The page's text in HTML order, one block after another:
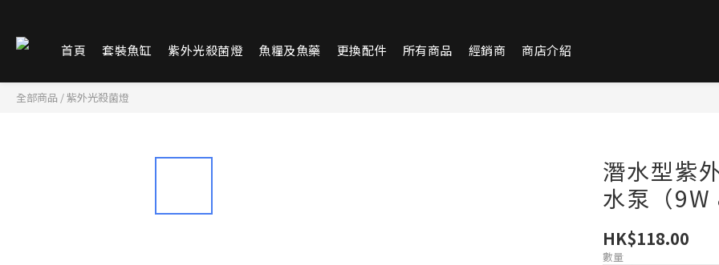
首頁 套裝魚缸 紫外光殺菌燈 魚糧及魚藥 更換配件 所有商品 經銷商 商店介紹
全部商品 /紫外光殺菌燈
潛水型紫
水泵（
HK$118.00
數量